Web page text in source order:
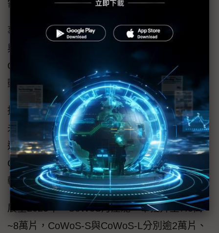
需求。
事實上，先前所傳出的產能修正，也只是H200
與Blackwell架構B200、B300的CoWoS-S與
CoWoS-L的產能與時程調配，整體計畫沒有變
動。
據了解，台積電未來5年CoWoS整體產能目標
未見明顯修正，至2024年底，CoWoS月產能約
逾3.5萬片，其中CoWoS-S約逾2萬片，
CoWoS-L約1萬~1.5萬片，而CoWoS-R則相對
較少。
展望2025年，CoWoS月產能一舉拉升至7.5萬
~8萬片，CoWoS-S與CoWoS-L分別逾2萬片、